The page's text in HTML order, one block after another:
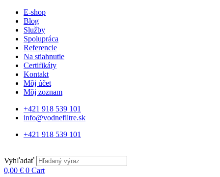
E-shop
Blog
Služby
Spolupráca
Referencie
Na stiahnutie
Certifikáty
Kontakt
Môj účet
Môj zoznam
+421 918 539 101
info@vodnefiltre.sk
+421 918 539 101
Vyhľadať
0,00 € 0 Cart